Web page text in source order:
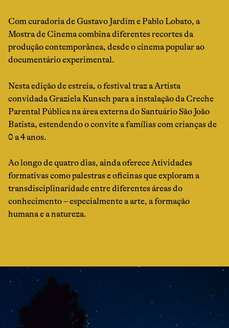
Com curadoria de Gustavo Jardim e Pablo Lobato, a
Mostra de Cinema combina diferentes recortes da
produção contemporânea, desde o cinema popular ao
documentário experimental.
Nesta edição de estreia, o festival traz a Artista
convidada Graziela Kunsch para a instalação da Creche
Parental Pública na área externa do Santuário São João
Batista, estendendo o convite a famílias com crianças de
0 a 4 anos.
Ao longo de quatro dias, ainda oferece Atividades
formativas como palestras e oficinas que exploram a
transdisciplinaridade entre diferentes áreas do
conhecimento – especialmente a arte, a formação
humana e a natureza.